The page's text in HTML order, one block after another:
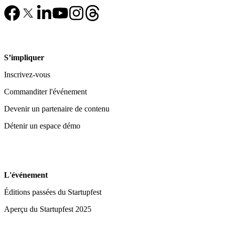
S’impliquer
Inscrivez-vous
Commanditer l'événement
Devenir un partenaire de contenu
Détenir un espace démo
L'événement
Éditions passées du Startupfest
Aperçu du Startupfest 2025